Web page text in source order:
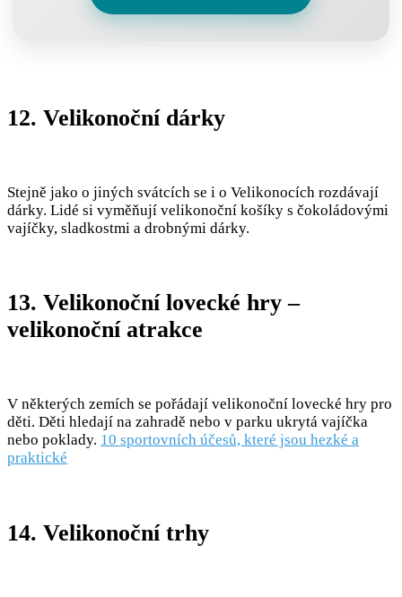
12. Velikonoční dárky
Stejně jako o jiných svátcích se i o Velikonocích rozdávají
dárky. Lidé si vyměňují velikonoční košíky s čokoládovými
vajíčky, sladkostmi a drobnými dárky.
13. Velikonoční lovecké hry –
velikonoční atrakce
V některých zemích se pořádají velikonoční lovecké hry pro
děti. Děti hledají na zahradě nebo v parku ukrytá vajíčka
nebo poklady. 10 sportovních účesů, které jsou hezké a
praktické
14. Velikonoční trhy